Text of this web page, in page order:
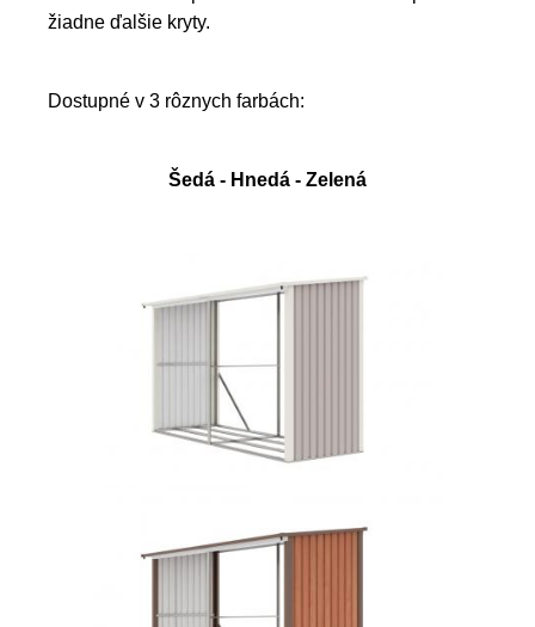
žiadne ďalšie kryty.
Dostupné v 3 rôznych farbách:
Šedá - Hnedá - Zelená